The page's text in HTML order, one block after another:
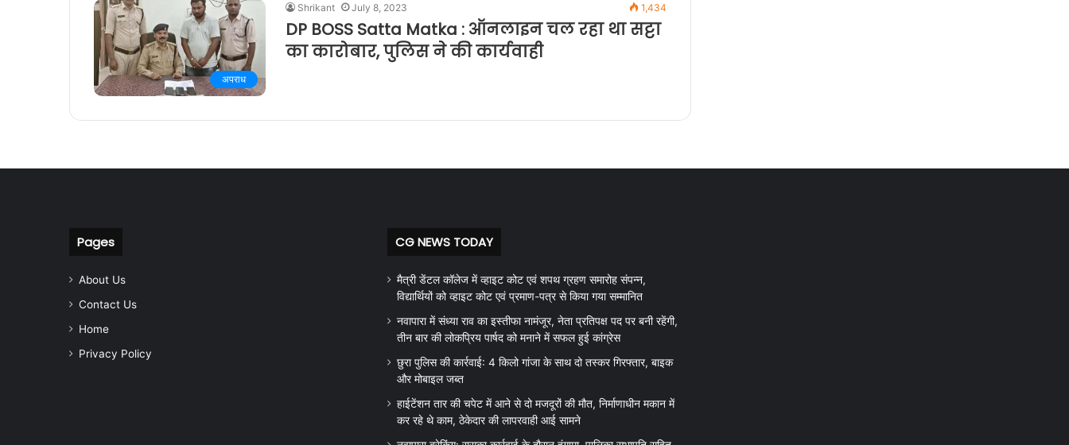
अपराध
Shrikant July 8, 2023 1,434
DP BOSS Satta Matka : ऑनलाइन चल रहा था सट्टा
का कारोबार, पुलिस ने की कार्यवाही
Pages
About Us
Contact Us
Home
Privacy Policy
CG NEWS TODAY
मैत्री डेंटल कॉलेज में व्हाइट कोट एवं शपथ ग्रहण समारोह संपन्न,
विद्यार्थियों को व्हाइट कोट एवं प्रमाण-पत्र से किया गया सम्मानित
नवापारा में संध्या राव का इस्तीफा नामंजूर, नेता प्रतिपक्ष पद पर बनी रहेंगी,
तीन बार की लोकप्रिय पार्षद को मनाने में सफल हुई कांग्रेस
छुरा पुलिस की कार्रवाई: 4 किलो गांजा के साथ दो तस्कर गिरफ्तार, बाइक
और मोबाइल जब्त
हाईटेंशन तार की चपेट में आने से दो मजदूरों की मौत, निर्माणाधीन मकान में
कर रहे थे काम, ठेकेदार की लापरवाही आई सामने